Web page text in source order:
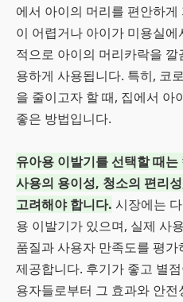
에서 아이의 머리를 편안하
이 어렵거나 아이가 미용실
적으로 아이의 머리카락을
용하게 사용됩니다. 특히, 코
을 줄이고자 할 때, 집에서 아
좋은 방법입니다.
유아용 이발기를 선택할 때
사용의 용이성, 청소의 편리
고려해야 합니다. 시장에는
용 이발기가 있으며, 실제 사
품질과 사용자 만족도를 평
제공합니다. 후기가 좋고 별
용자들로부터 그 효과와 안